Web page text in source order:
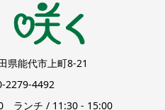
能代市上町8-21
2279-4492
ランチ / 11:30 - 15:00